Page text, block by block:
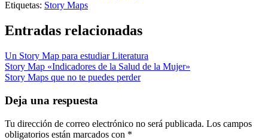
Etiquetas: Story Maps
Entradas relacionadas
Un Story Map para estudiar Literatura
Story Map «Indicadores de la Salud de la Mujer»
Story Maps que no te puedes perder
Deja una respuesta
Tu dirección de correo electrónico no será publicada. Los campos
obligatorios están marcados con *